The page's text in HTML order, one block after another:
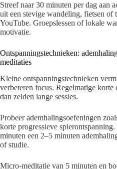
Streef naar 30 minuten per dag aan
uit een stevige wandeling, fietsen of
YouTube. Groepslessen of lokale
motivatie.
Ontspanningstechnieken:
meditaties
Kleine ontspanningstechnieken
verbeteren focus. Regelmatige
dan zelden lange sessies.
Probeer ademhalingsoefeningen
korte progressieve
minuten een 2–5 minuten
of studie.
Micro-meditatie van 5 minuten en